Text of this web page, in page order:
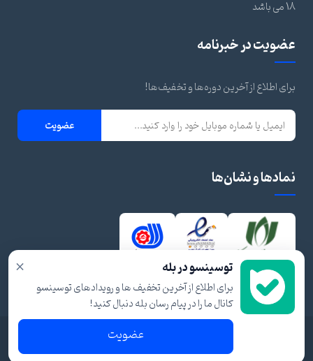
18 می باشد
عضویت در خبرنامه
برای اطلاع از آخرین دوره‌ها و تخفیف‌ها!
عضویت
نمادها و نشان‌ها
شرایط و قوانین
× توسینسو در بله
برای اطلاع از آخرین تخفیف ها و رویدادهای توسینسو
کانال ما را در پیام رسان بله دنبال کنید!
عضویت